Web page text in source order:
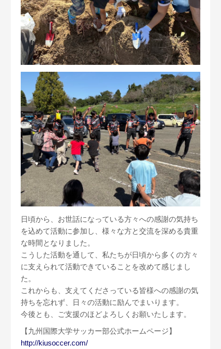
日頃から、 お世話になっている方々への感謝の気持ち
を込めて活動に参加し、様々な方と交流を深める貴重
な時間となりました。
こうした活動を通して、私たちが日頃から多くの方々
に支えられて活動できていることを改めて感じまし
た。
これからも、支えてくださっている皆様への感謝の気
持ちを忘れず、 日々の活動に励んでまいります。
今後とも、ご支援のほどよろしくお願いたします。
【九州国際大学サッカー部公式ホームページ】
http://kiusoccer.com/